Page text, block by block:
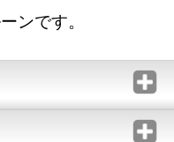
ンです。